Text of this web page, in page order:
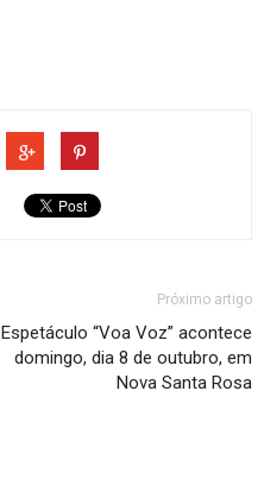
Próximo artigo
Espetáculo “Voa Voz” acontece
domingo, dia 8 de outubro, em
Nova Santa Rosa